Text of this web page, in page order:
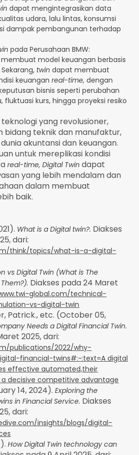
dapat mengintegrasikan data
udara, lalu lintas, konsumsi
dampak pembangunan terhadap
pada Perusahaan BMW:
membuat model keuangan berbasis
twindapat membuat
keuanganreal-time, dengan
bisnis seperti perubahan
fluktuasi kurs, hingga proyeksi resiko
yang revolusioner,
bidang teknik dan manufaktur,
akuntansi dan keuangan.
untuk mereplikasi kondisi
real-time, Digital Twindapat
yang lebih mendalam dan
dalam membuat
baik.
What is a Digital twin?. Diakses
dari:
think/topics/what-is-a-digital-
vs Digital Twin (What is The
Diakses pada 24 Maret
global.com/technical-
vs-digital-twin
Patrick., etc. (October 05,
Needs a Digital Financial Twin.
2025, dari:
publications/2022/why-
financial-twins#:~:text=A digital
effective automated,their
decisive competitive advantage
14, 2024).Exploring the
in Financial Service. Diakses
dari:
insights/blogs/digital-
How Digital Twin technology can